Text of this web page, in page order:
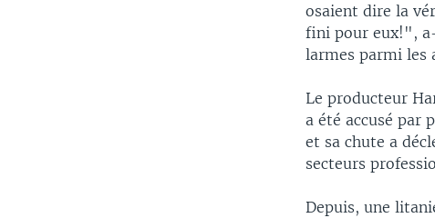
osaient dire la
fini pour eux!",
larmes parmi les
Le producteur
a été accusé par
et sa chute a
secteurs
Depuis, une